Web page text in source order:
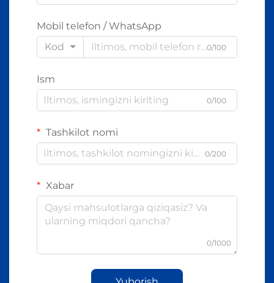
Mobil telefon / WhatsApp
Kod
0/100
Ism
0/100
Tashkilot nomi
0/200
Xabar
0/1000